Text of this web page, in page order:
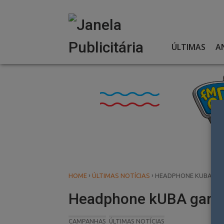
ÚLTIMAS
HOME › ÚLTIMAS NOTÍCIAS › HEADPHONE KUBA
Headphone kUBA
CAMPANHAS ÚLTIMAS NOTÍCIAS